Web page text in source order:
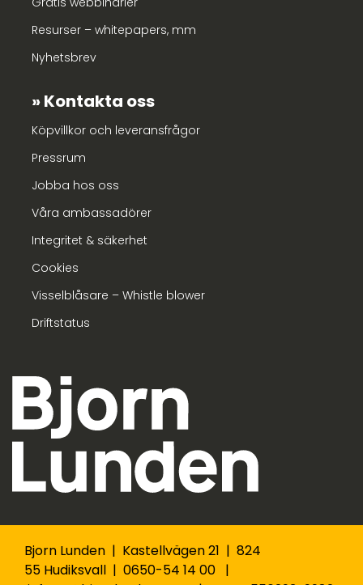
Resurser – whitepapers, mm
Nyhetsbrev
Kontakta oss
Köpvillkor och leveransfrågor
Pressrum
Jobba hos oss
Våra ambassadörer
Integritet & säkerhet
Cookies
Visselblåsare – Whistle blower
Driftstatus
Bjorn Lunden | Kastellvägen 21 | 824
55 Hudiksvall | 0650-54 14 00 |